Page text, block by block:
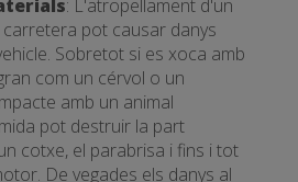
: L'atropellament d'un
carretera pot causar danys
Sobretot si es xoca amb
com un cérvol o un
amb un animal
pot destruir la part
cotxe, el parabrisa i fins i tot
De vegades els danys al